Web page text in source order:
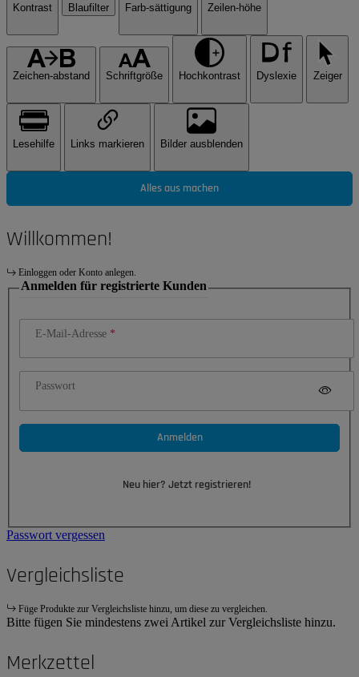
Kontrast Blaufilter Farb-sättigung Zeilen-höhe
Zeichen-abstand Schriftgröße Hochkontrast Dyslexie Zeiger
Lesehilfe Links markieren Bilder ausblenden
Alles aus machen
Willkommen!
Einloggen oder Konto anlegen.
Anmelden für registrierte Kunden
E-Mail-Adresse
Passwort
Anmelden
Neu hier? Jetzt registrieren!
Passwort vergessen
Vergleichsliste
Füge Produkte zur Vergleichsliste hinzu, um diese zu vergleichen.
Bitte fügen Sie mindestens zwei Artikel zur Vergleichsliste hinzu.
Merkzettel